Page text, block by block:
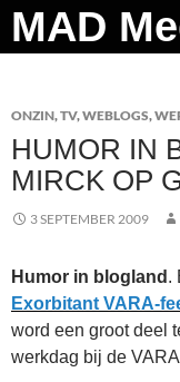
Ga
naar
Zoeken
ONZIN,TV,WEBLOGS,
HUMOR IN
MIRCK OP
3 SEPTEMBER 2009
Humor in blogland .
Exorbitant VARA-
word een groot deel
werkdag bij de